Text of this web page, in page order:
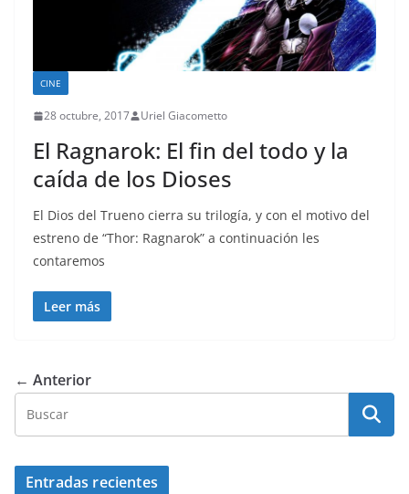
CINE
28 octubre, 2017 Uriel Giacometto
El Ragnarok: El fin del todo y la
caída de los Dioses
El Dios del Trueno cierra su trilogía, y con el motivo del
estreno de “Thor: Ragnarok” a continuación les
contaremos
Leer más
← Anterior
Entradas recientes